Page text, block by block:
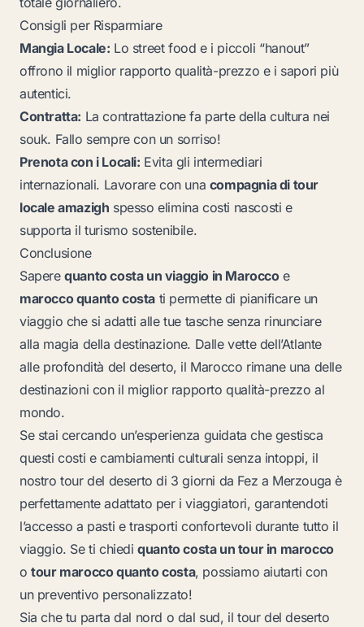
Consigli per Risparmiare
Mangia Locale: Lo street food e i piccoli “hanout”
offrono il miglior rapporto qualità-prezzo e i sapori più
autentici.
Contratta: La contrattazione fa parte della cultura nei
souk. Fallo sempre con un sorriso!
Prenota con i Locali: Evita gli intermediari
internazionali. Lavorare con una compagnia di tour
locale amazigh spesso elimina costi nascosti e
supporta il turismo sostenibile.
Conclusione
Saperequanto costa un viaggio in Maroccoe
marocco quanto costa ti permette di pianificare un
viaggio che si adatti alle tue tasche senza rinunciare
alla magia della destinazione. Dalle vette dell’Atlante
alle profondità del deserto, il Marocco rimane una delle
destinazioni con il miglior rapporto qualità-prezzo al
mondo.
Se stai cercando un’esperienza guidata che gestisca
questi costi e cambiamenti culturali senza intoppi, il
nostrotour del deserto di 3 giorni da Fez a Merzouga è
perfettamente adattato per i viaggiatori, garantendoti
l’accesso a pasti e trasporti confortevoli durante tutto il
viaggio. Se ti chiediquanto costa un tour in marocco
otour marocco quanto costa, possiamo aiutarti con
un preventivo personalizzato!
Sia che tu parta dal nord o dal sud, iltour del deserto